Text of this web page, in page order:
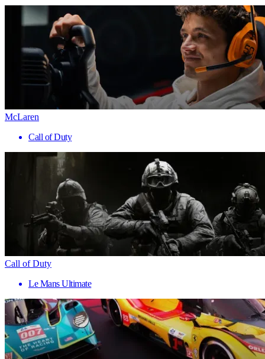
McLaren
Call of Duty
Call of Duty
Le Mans Ultimate